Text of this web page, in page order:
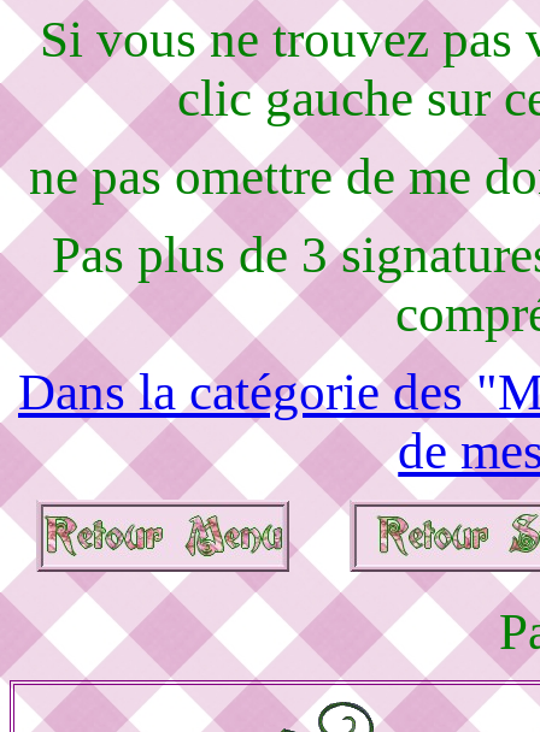
Si vous ne trouvez pas
clic gauche sur
ne pas omettre de me
Pas plus de 3
Dans la catégorie des
de